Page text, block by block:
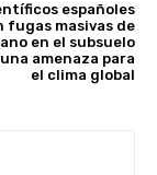
españoles
fugas masivas de
en el subsuelo
amenaza para
el clima global